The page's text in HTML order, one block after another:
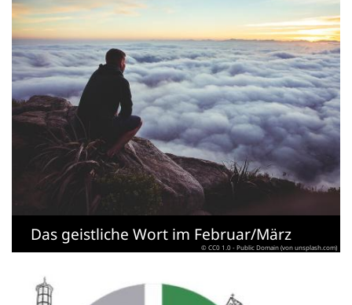
Das geistliche Wort im Februar/März
© CC0 1.0 - Public Domain (von unsplash.com)